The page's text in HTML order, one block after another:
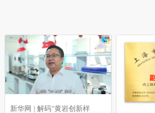
新华网 | 解码“黄岩创新样